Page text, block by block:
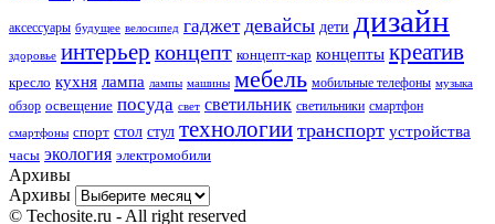
аксессуары будущее велосипед гаджет девайсы дети дизайн
здоровье интерьер концепт концепт-кар концепты креатив
кресло кухня лампа лампы машины мебель мобильные телефоны музыка
обзор освещение посуда свет светильник светильники смартфон
смартфоны спорт стол стул технологии транспорт устройства
часы экология электромобили
Архивы
Архивы
© Techosite.ru - All right reserved